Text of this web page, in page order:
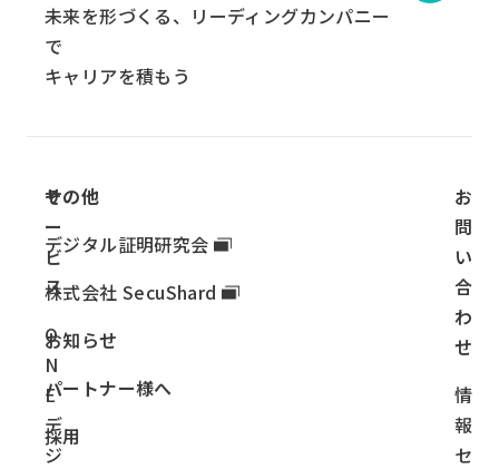
未来を形づくる、リーディングカンパニー
で
キャリアを積もう
ン
ク
サ
ー
ビ
ス
O
N
E
デ
ジ
その他
デジタル証明研究会
株式会社 SecuShard
お知らせ
パートナー様へ
採用
お
問
い
合
わ
せ
情
報
セ